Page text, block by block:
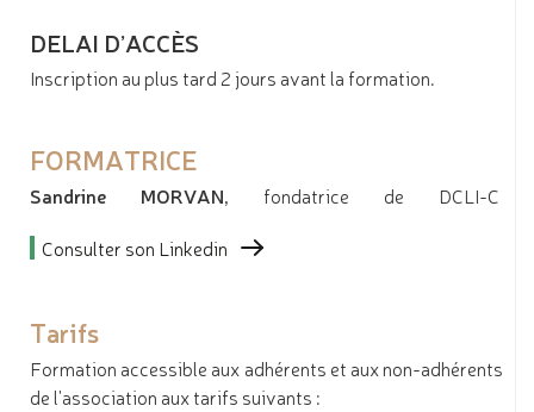
DELAI D’ACCÈS
Inscription au plus tard 2 jours avant la formation.
FORMATRICE
Sandrine MORVAN, fondatrice de DCLI-C
Consulter son Linkedin
Tarifs
Formation accessible aux adhérents et aux non-adhérents
de l'association aux tarifs suivants :